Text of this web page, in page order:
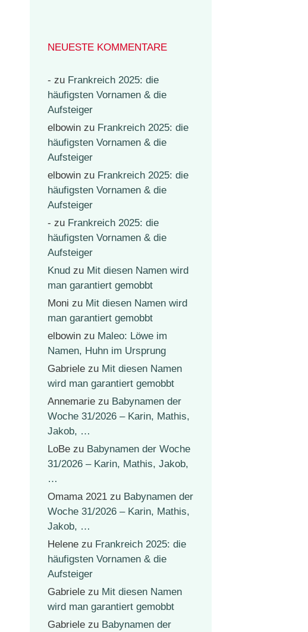
NEUESTE KOMMENTARE
- zu Frankreich 2025: die
häufigsten Vornamen & die
Aufsteiger
elbowin zu Frankreich 2025: die
häufigsten Vornamen & die
Aufsteiger
elbowin zu Frankreich 2025: die
häufigsten Vornamen & die
Aufsteiger
- zu Frankreich 2025: die
häufigsten Vornamen & die
Aufsteiger
Knud zu Mit diesen Namen wird
man garantiert gemobbt
Moni zu Mit diesen Namen wird
man garantiert gemobbt
elbowin zu Maleo: Löwe im
Namen, Huhn im Ursprung
Gabriele zu Mit diesen Namen
wird man garantiert gemobbt
Annemarie zu Babynamen der
Woche 31/2026 – Karin, Mathis,
Jakob, …
LoBe zu Babynamen der Woche
31/2026 – Karin, Mathis, Jakob,
…
Omama 2021 zu Babynamen der
Woche 31/2026 – Karin, Mathis,
Jakob, …
Helene zu Frankreich 2025: die
häufigsten Vornamen & die
Aufsteiger
Gabriele zu Mit diesen Namen
wird man garantiert gemobbt
Gabriele zu Babynamen der